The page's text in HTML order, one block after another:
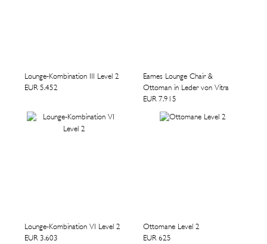
Lounge-Kombination III Level 2
EUR 5.452
Eames Lounge Chair &
Ottoman in Leder von Vitra
EUR 7.915
Lounge-Kombination VI Level 2
EUR 3.603
Ottomane Level 2
EUR 625